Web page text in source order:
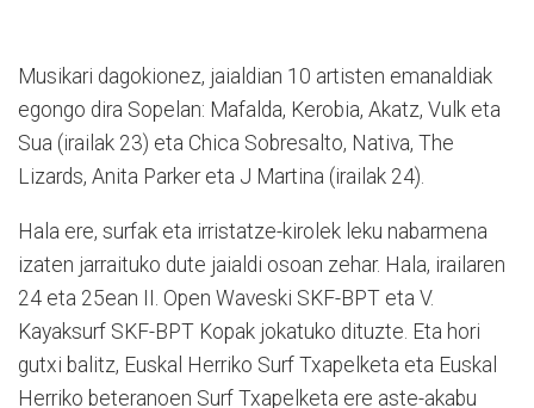
Musikari dagokionez, jaialdian 10 artisten emanaldiak
egongo dira Sopelan: Mafalda, Kerobia, Akatz, Vulk eta
Sua (irailak 23) eta Chica Sobresalto, Nativa, The
Lizards, Anita Parker eta J Martina (irailak 24).
Hala ere, surfak eta irristatze-kirolek leku nabarmena
izaten jarraituko dute jaialdi osoan zehar. Hala, irailaren
24 eta 25ean II. Open Waveski SKF-BPT eta V.
Kayaksurf SKF-BPT Kopak jokatuko dituzte. Eta hori
gutxi balitz, Euskal Herriko Surf Txapelketa eta Euskal
Herriko beteranoen Surf Txapelketa ere aste-akabu